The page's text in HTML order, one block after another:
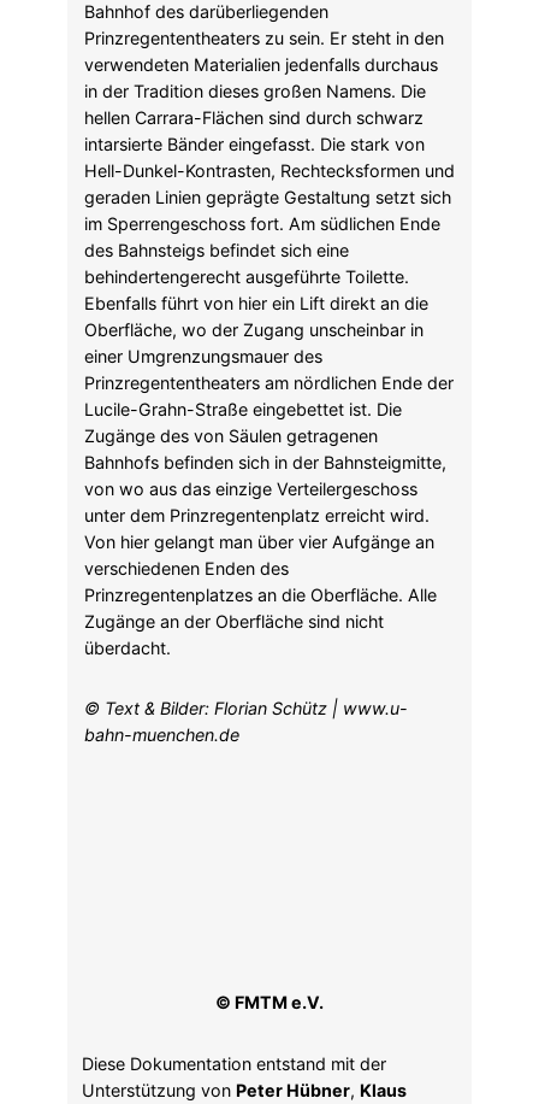
Bahnhof des darüberliegenden
Prinzregententheaters zu sein. Er steht in den
verwendeten Materialien jedenfalls durchaus
in der Tradition dieses großen Namens. Die
hellen Carrara-Flächen sind durch schwarz
intarsierte Bänder eingefasst. Die stark von
Hell-Dunkel-Kontrasten, Rechtecksformen und
geraden Linien geprägte Gestaltung setzt sich
im Sperrengeschoss fort. Am südlichen Ende
des Bahnsteigs befindet sich eine
behindertengerecht ausgeführte Toilette.
Ebenfalls führt von hier ein Lift direkt an die
Oberfläche, wo der Zugang unscheinbar in
einer Umgrenzungsmauer des
Prinzregententheaters am nördlichen Ende der
Lucile-Grahn-Straße eingebettet ist. Die
Zugänge des von Säulen getragenen
Bahnhofs befinden sich in der Bahnsteigmitte,
von wo aus das einzige Verteilergeschoss
unter dem Prinzregentenplatz erreicht wird.
Von hier gelangt man über vier Aufgänge an
verschiedenen Enden des
Prinzregentenplatzes an die Oberfläche. Alle
Zugänge an der Oberfläche sind nicht
überdacht.
© Text & Bilder: Florian Schütz | www.u-
bahn-muenchen.de
© FMTM e.V.
Diese Dokumentation entstand mit der
Unterstützung von Peter Hübner, Klaus